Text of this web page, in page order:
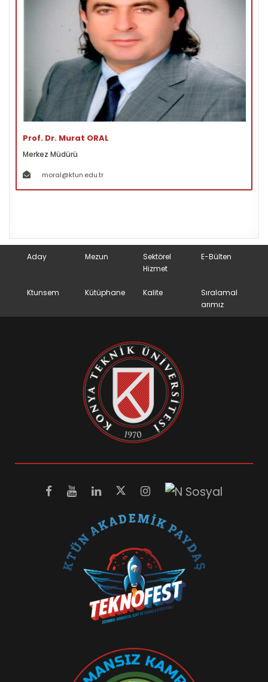
Prof. Dr. Murat ORAL
Merkez Müdürü
moral@ktun.edu.tr
Aday Mezun
Sektörel
Hizmet
E-Bülten
Ktunsem Kütüphane Kalite
Sıralamal
arımız